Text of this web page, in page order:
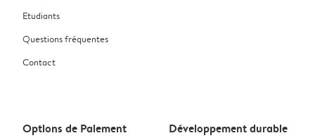
Etudiants
Questions fréquentes
Contact
Options de Paiement Développement durable